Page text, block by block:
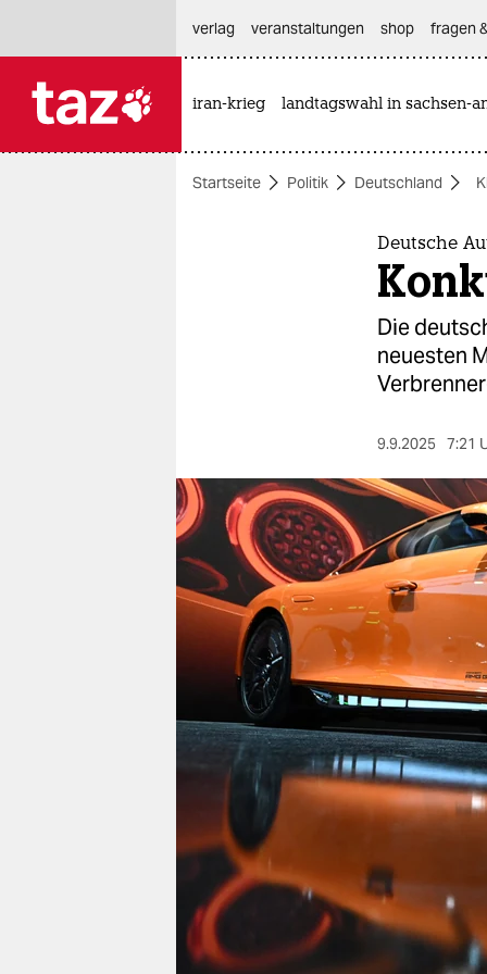
themen
berlin
nord
wahrheit
verlag
verlag
veranstaltungen
fragen & hilfe
unterstützen
abo
genossenschaft
verlag
veranstaltungen shop fragen
iran-krieg landtagswahl in sachsen-
Startseite Politik Deutschland
Deutsche
Die
neuesten
9.9.2025 7:21